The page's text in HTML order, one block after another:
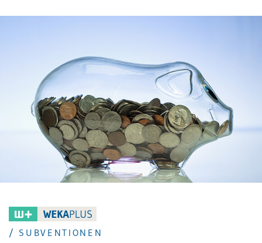
Privatperson).
/ SUBVENTIONEN